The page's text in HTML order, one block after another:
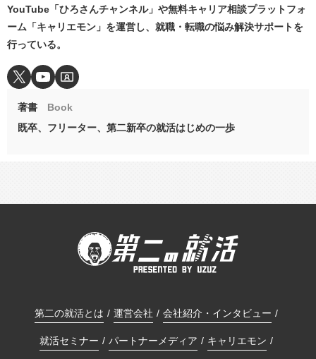
YouTube「ひろさんチャンネル」や無料キャリア相談プラットフォ
ーム「キャリエモン」を運営し、就職・転職の悩み解決サポートを
行っている。
著書
Book
既卒、フリーター、第二新卒の就活はじめの一歩
第二の就活とは 運営会社 会社紹介・インタビュー
就活セミナー パートナーメディア キャリエモン